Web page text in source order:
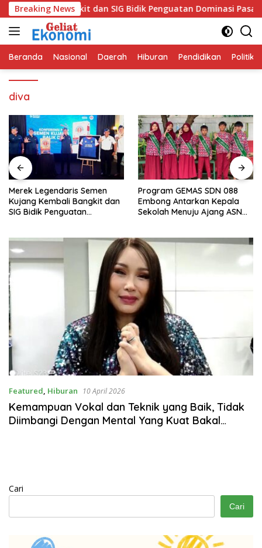
Langsung
ke
konten
Breaking News
Bangkit dan SIG Bidik Penguatan Dominasi Pasar di
Beranda Nasional Daerah Hiburan Pendidikan Politik
diva
Program GEMAS SDN 088
Embong Antarkan Kepala
Sekolah Menuju Ajang ASN
SIKaSEP: Langkah Nyata
Membangun Keterampilan
Sosial Siswa Sekolah Dasar
Featured, Hiburan 10 April 2026
Kemampuan Vokal dan Teknik yang Baik, Tidak
Diimbangi Dengan Mental Yang Kuat Bakal
Cari
Cari